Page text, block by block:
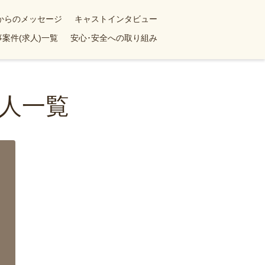
らのメッセージ
キャストインタビュー
案件(求人)一覧 安心･安全への取り組み
一覧